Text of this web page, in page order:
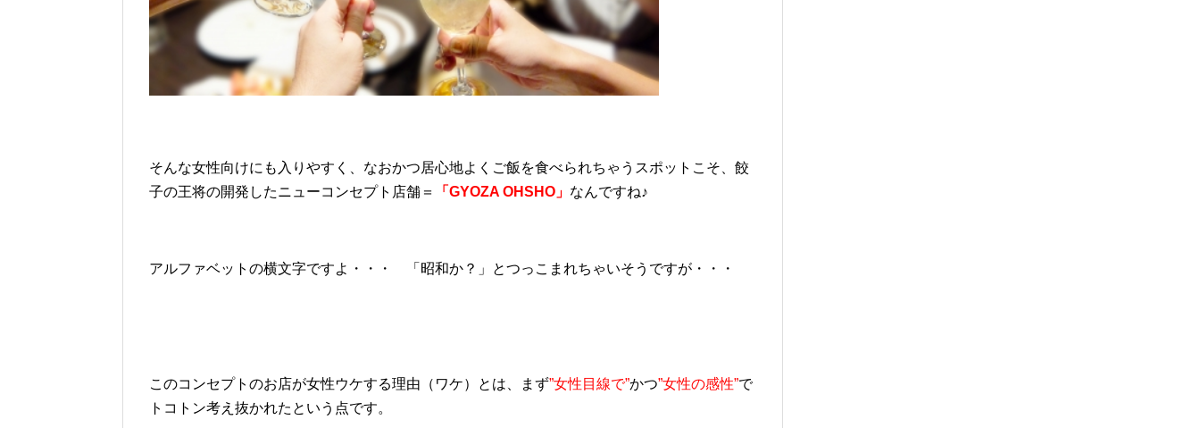
そんな女性向けにも入りやすく、なおかつ居心地よくご飯を食べられちゃうスポットこそ、餃
子の王将の開発したニューコンセプト店舗＝
「GYOZA OHSHO」 なんですね♪
アルファベットの横文字ですよ・・・ 「昭和か？」とつっこまれちゃいそうですが・・・
このコンセプトのお店が女性ウケする理由（ワケ）とは、まず”女性目線で”かつ”女性の感性”で
トコトン考え抜かれたという点です。